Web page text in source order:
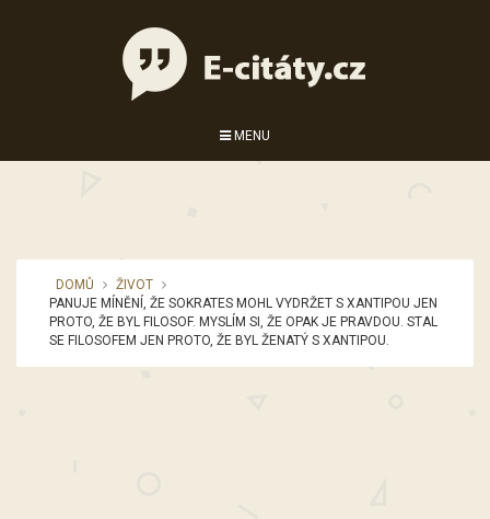
MENU
DOMŮ
ŽIVOT
PANUJE MÍNĚNÍ, ŽE SOKRATES MOHL VYDRŽET S XANTIPOU JEN
PROTO, ŽE BYL FILOSOF. MYSLÍM SI, ŽE OPAK JE PRAVDOU. STAL
SE FILOSOFEM JEN PROTO, ŽE BYL ŽENATÝ S XANTIPOU.